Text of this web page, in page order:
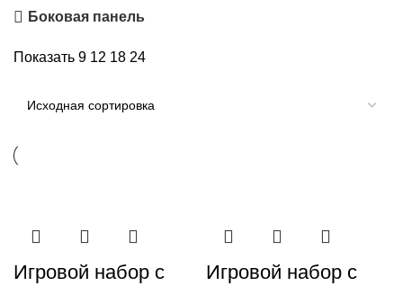
Боковая панель
Показать 9 12 18 24
Игровой набор с
Игровой набор с